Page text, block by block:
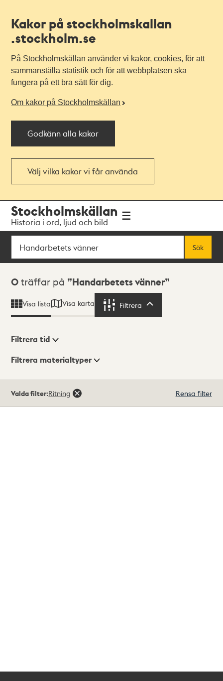
Kakor på stockholmskallan
.stockholm.se
På Stockholmskällan använder vi kakor, cookies, för att
sammanställa statistik och för att webbplatsen ska
fungera på ett bra sätt för dig.
Om kakor på Stockholmskällan
Godkänn alla kakor
Välj vilka kakor vi får använda
navigationen
huvudinnehållet
Stockholmskällan
Historia i ord, ljud och bild
Sök
Sök
Sökresultat
0 träffar på Handarbetets vänner
Visa lista Visa karta Filtrera
Visningsläge
Filtrera tid
Filtrera materialtyper
träffar
Valda filter:Ritning Rensa filter